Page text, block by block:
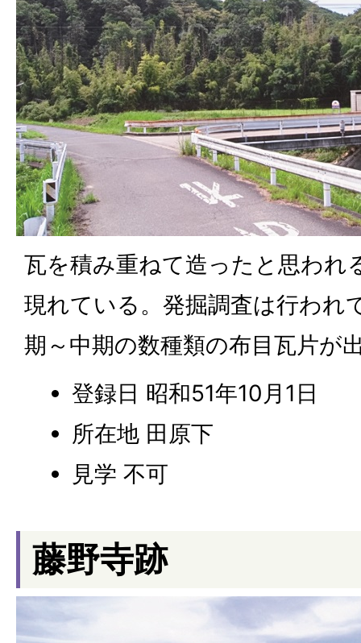
瓦を積み重ねて造ったと思われ
現れている。発掘調査は行われ
期～中期の数種類の布目瓦片が
登録日 昭和51年10月1日
所在地 田原下
見学 不可
藤野寺跡